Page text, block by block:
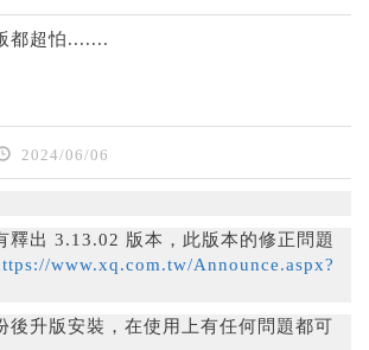
都超怕.......
2024/06/06
釋出 3.13.02 版本，此版本的修正問題
www.xq.com.tw/Announce.aspx?
後升版安裝，在使用上有任何問題都可